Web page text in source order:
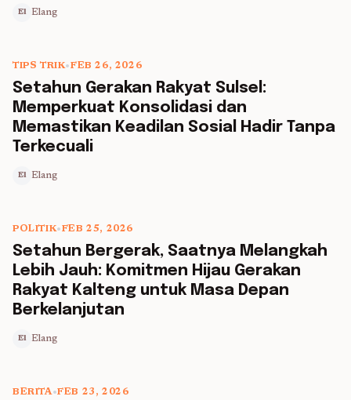
El Elang
TIPS TRIK•FEB 26, 2026
Setahun Gerakan Rakyat Sulsel:
Memperkuat Konsolidasi dan
Memastikan Keadilan Sosial Hadir Tanpa
Terkecuali
El Elang
5 min read
POLITIK•FEB 25, 2026
Setahun Bergerak, Saatnya Melangkah
Lebih Jauh: Komitmen Hijau Gerakan
Rakyat Kalteng untuk Masa Depan
Berkelanjutan
El Elang
BERITA•FEB 23, 2026